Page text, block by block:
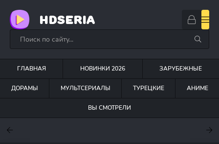
HDSERIA
ГЛАВНАЯ НОВИНКИ 2026 ЗАРУБЕЖНЫЕ
ДОРАМЫ МУЛЬТСЕРИАЛЫ ТУРЕЦКИЕ АНИМЕ
ВЫ СМОТРЕЛИ